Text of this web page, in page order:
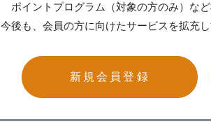
ポイントプログラム（対象の方のみ）な
今後も、会員の方に向けたサービスを拡充
新規会員登録